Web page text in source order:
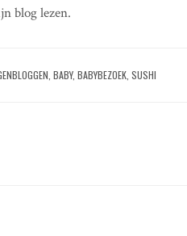
blog lezen.
,BABY,BABYBEZOEK ,SUSHI